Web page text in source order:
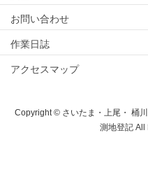
お問い合わせ
作業日誌
アクセスマップ
Copyright © さいたま・上尾・ 桶
測地登記 All